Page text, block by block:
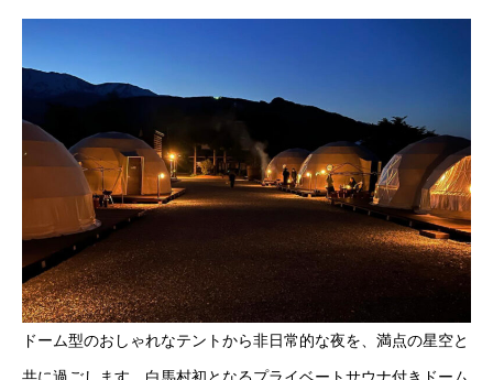
ドーム型のおしゃれなテントから非日常的な夜を、満点の星空と